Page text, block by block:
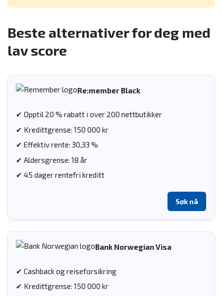
Beste alternativer for deg med
lav score
Re:member Black
✔ Opptil 20 % rabatt i over 200 nettbutikker
✔ Kredittgrense: 150 000 kr
✔ Effektiv rente: 30,33 %
✔ Aldersgrense: 18 år
✔ 45 dager rentefri kreditt
Søk nå
Bank Norwegian Visa
✔ Cashback og reiseforsikring
✔ Kredittgrense: 150 000 kr